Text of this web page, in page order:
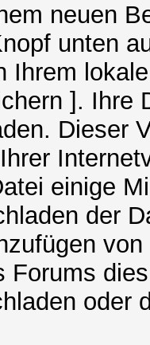
neuen
unten
Ihrem
]. Ihre
Dieser
einige
der
Forums
oder